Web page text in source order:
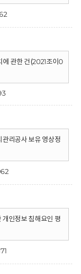
에 관한 건(2021조이0
리공사 보유 영상정
개인정보 침해요인 평